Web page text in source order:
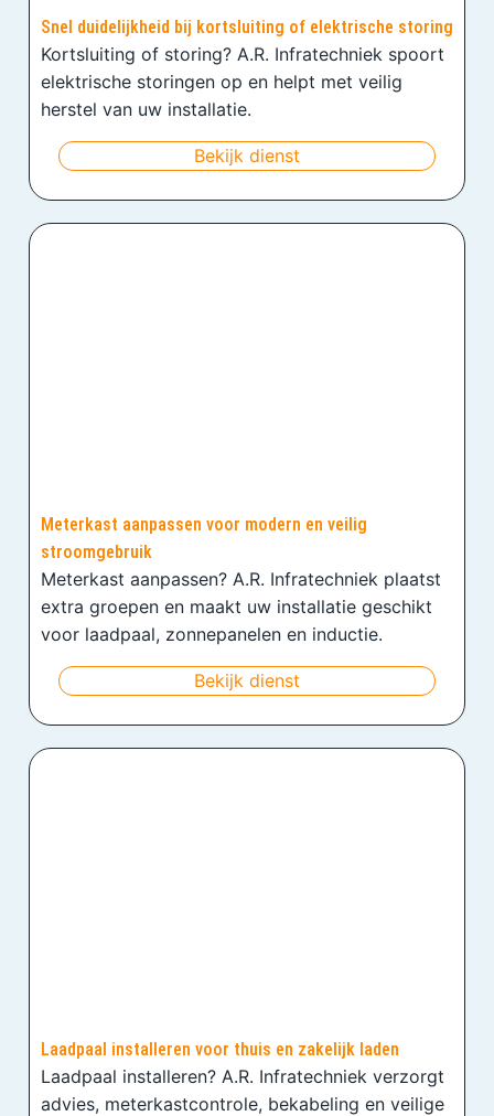
Snel duidelijkheid bij kortsluiting of elektrische storing
Kortsluiting of storing? A.R. Infratechniek spoort
elektrische storingen op en helpt met veilig
herstel van uw installatie.
Bekijk dienst
Meterkast aanpassen voor modern en veilig
stroomgebruik
Meterkast aanpassen? A.R. Infratechniek plaatst
extra groepen en maakt uw installatie geschikt
voor laadpaal, zonnepanelen en inductie.
Bekijk dienst
Laadpaal installeren voor thuis en zakelijk laden
Laadpaal installeren? A.R. Infratechniek verzorgt
advies, meterkastcontrole, bekabeling en veilige